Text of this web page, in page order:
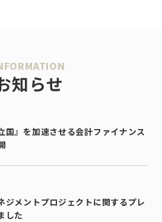
知らせ
国』を加速させる会計ファイナンス
ジメントプロジェクトに関するプレ
した